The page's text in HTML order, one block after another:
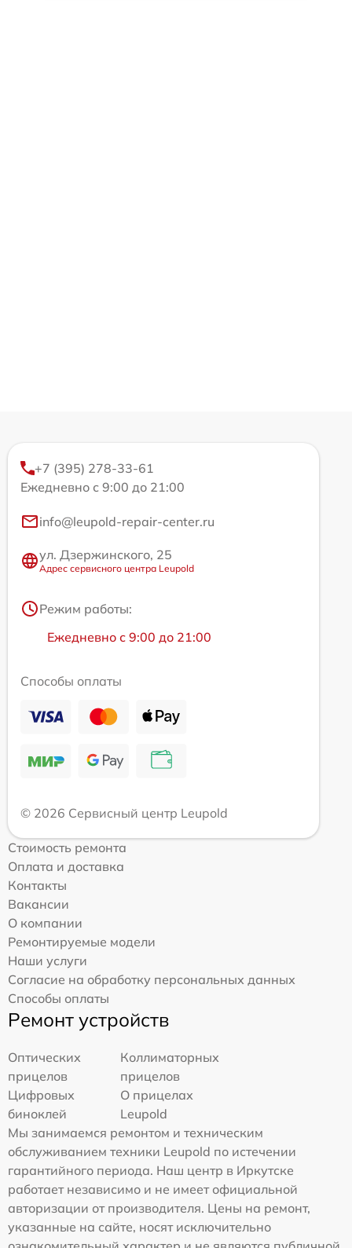
+7 (395) 278-33-61
Ежедневно с 9:00 до 21:00
info@leupold-repair-center.ru
ул. Дзержинского, 25
Адрес сервисного центра Leupold
Режим работы:
Ежедневно с 9:00 до 21:00
Способы оплаты
© 2026 Сервисный центр Leupold
Стоимость ремонта
Оплата и доставка
Контакты
Вакансии
О компании
Ремонтируемые модели
Наши услуги
Согласие на обработку персональных данных
Способы оплаты
Ремонт устройств
Оптических
прицелов
Коллиматорных
прицелов
Цифровых
биноклей
О прицелах
Leupold
Мы занимаемся ремонтом и техническим
обслуживанием техники Leupold по истечении
гарантийного периода. Наш центр в Иркутске
работает независимо и не имеет официальной
авторизации от производителя. Цены на ремонт,
указанные на сайте, носят исключительно